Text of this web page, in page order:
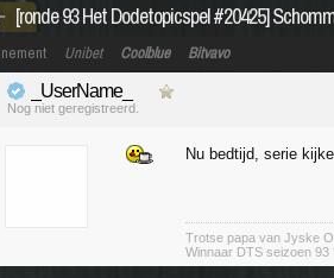
[ronde 93 Het Dodetopicspel #20425]
Unibet Coolblue Bitvavo
_UserName_
Nog niet geregistreerd.
Nu bedtijd, serie
Trotse papa van Jyske
Winnaar DTS seizoen 93